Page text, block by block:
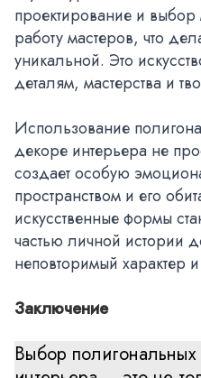
проектирование и
работу мастеров, что
уникальной. Это
деталям, мастерства и
Использование
декоре интерьера не
создает особую
пространством и его
искусственные формы
частью личной истории
неповторимый характер
Заключение
Выбор